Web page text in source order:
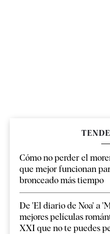
Cómo no perder el
que mejor funcionan
bronceado más tiempo
De 'El diario de Noa' a
mejores películas
XXI que no te puedes